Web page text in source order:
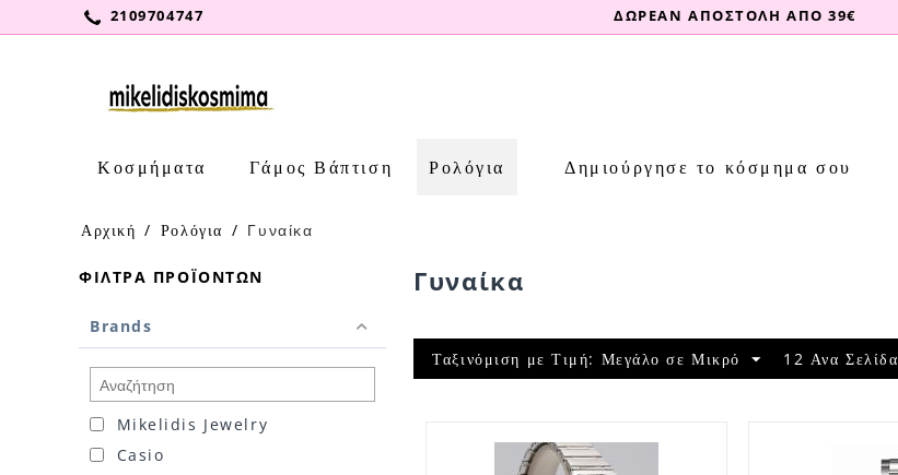
2109704747 ΔΩΡΕΑΝ ΑΠΟΣΤΟΛΗ ΑΠΟ 39€
Κοσμήματα Γάμος Βάπτιση Ρολόγια Δημιούργησε το κόσμημα σου
Αρχική / Ρολόγια / Γυναίκα
ΦΊΛΤΡΑ ΠΡΟΪΌΝΤΩΝ
Brands
Mikelidis Jewelry
Casio
Γυναίκα
Ταξινόμιση με Τιμή: Μεγάλο σε Μικρό 12 Ανα Σελίδα